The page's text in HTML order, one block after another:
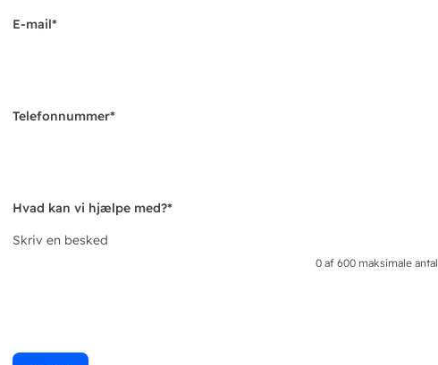
E-mail*
Telefonnummer*
Hvad kan vi hjælpe med?*
Skriv en besked
0 af 600 maksimale